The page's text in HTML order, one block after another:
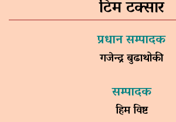
टिम टक्सार
प्रधान सम्पादक
गजेन्द्र बुढाथोकी
सम्पादक
हिम विष्ट